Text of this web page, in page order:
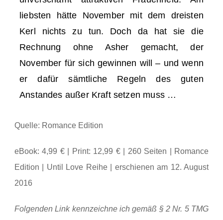
liebsten hätte November mit dem dreisten
Kerl nichts zu tun. Doch da hat sie die
Rechnung ohne Asher gemacht, der
November für sich gewinnen will – und wenn
er dafür sämtliche Regeln des guten
Anstandes außer Kraft setzen muss …
Quelle: Romance Edition
eBook: 4,99 € | Print: 12,99 € | 260 Seiten | Romance
Edition | Until Love Reihe | erschienen am 12. August
2016
Folgenden Link kennzeichne ich gemäß § 2 Nr. 5 TMG